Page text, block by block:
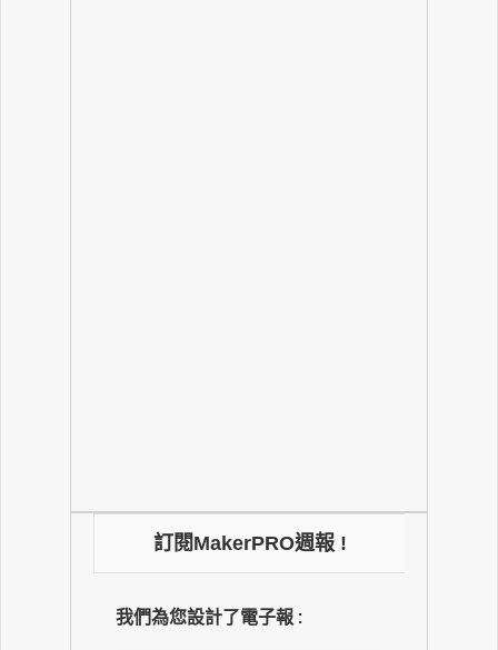
訂閱MakerPRO週報 !
我們為您設計了電子報 :